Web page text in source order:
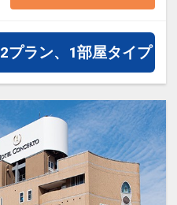
2プラン、1部屋タイプ